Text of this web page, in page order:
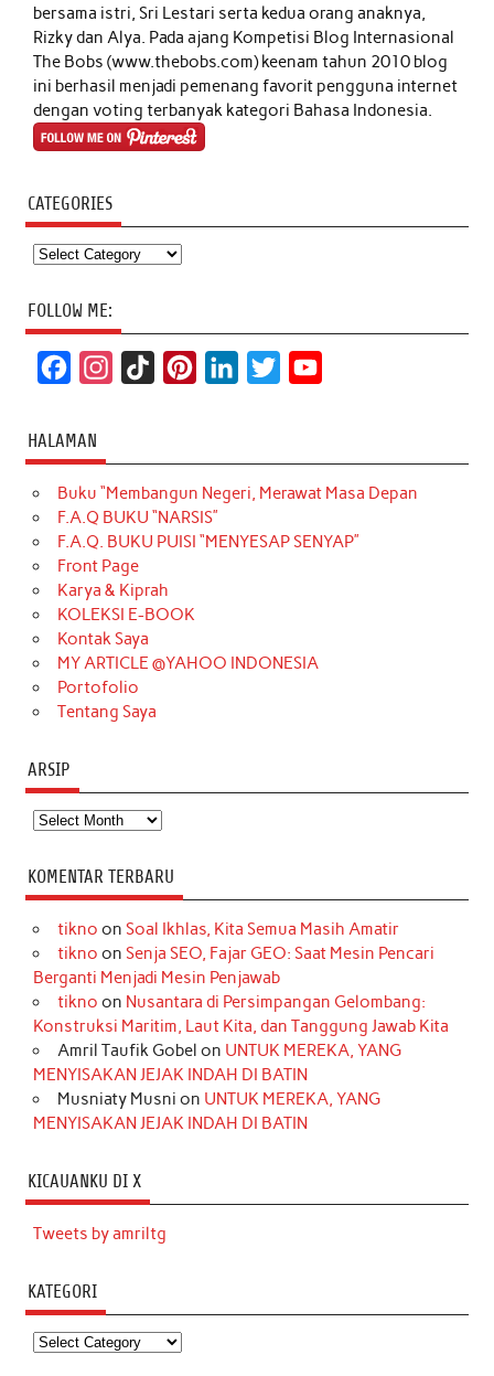
bersama istri, Sri Lestari serta kedua orang anaknya,
Rizky dan Alya. Pada ajang Kompetisi Blog Internasional
The Bobs (www.thebobs.com) keenam tahun 2010 blog
ini berhasil menjadi pemenang favorit pengguna internet
dengan voting terbanyak kategori Bahasa Indonesia.
CATEGORIES
Categories
FOLLOW ME:
c
e
b
o
o
k
t
a
g
r
a
m
T
o
k
t
e
r
k
e
d
t
t
e
T
u
b
HALAMAN
Buku “Membangun Negeri, Merawat Masa Depan
F.A.Q BUKU “NARSIS”
F.A.Q. BUKU PUISI “MENYESAP SENYAP”
Front Page
Karya & Kiprah
KOLEKSI E-BOOK
Kontak Saya
MY ARTICLE @YAHOO INDONESIA
Portofolio
Tentang Saya
ARSIP
Arsip
KOMENTAR TERBARU
tikno on Soal Ikhlas, Kita Semua Masih Amatir
tikno on Senja SEO, Fajar GEO: Saat Mesin Pencari
Berganti Menjadi Mesin Penjawab
tikno on Nusantara di Persimpangan Gelombang:
Konstruksi Maritim, Laut Kita, dan Tanggung Jawab Kita
Amril Taufik Gobel on UNTUK MEREKA, YANG
MENYISAKAN JEJAK INDAH DI BATIN
Musniaty Musni on UNTUK MEREKA, YANG
MENYISAKAN JEJAK INDAH DI BATIN
KICAUANKU DI X
Tweets by amriltg
KATEGORI
Kategori